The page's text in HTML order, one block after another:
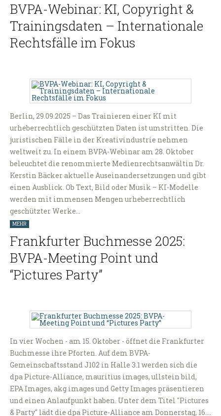
BVPA-Webinar: KI, Copyright &
Trainingsdaten – Internationale
Rechtsfälle im Fokus
Berlin, 29.09.2025 – Das Trainieren einer KI mit
urheberrechtlich geschützten Daten ist umstritten. Die
juristischen Fälle in der Kreativindustrie nehmen
weltweit zu. In einem BVPA-Webinar am 28. Oktober
beleuchtet die renommierte Medienrechtsanwältin Dr.
Kerstin Bäcker aktuelle Auseinandersetzungen und gibt
einen Ausblick. Ob Text, Bild oder Musik – KI-Modelle
werden mit immensen Mengen urheberrechtlich
geschützter Werke…
MEHR
Frankfurter Buchmesse 2025:
BVPA-Meeting Point und
“Pictures Party”
In vier Wochen - am 15. Oktober - öffnet die Frankfurter
Buchmesse ihre Pforten. Auf dem BVPA-
Gemeinschaftsstand J102 in Halle 3.1 werden sich die
dpa Picture-Alliance, mauritius images, ullstein bild,
EPA Images, akg images und Getty Images präsentieren
und einen Anlaufpunkt haben. Unter dem Titel "Pictures
& Party" lädt die dpa Picture-Alliance am Donnerstag, 16.…